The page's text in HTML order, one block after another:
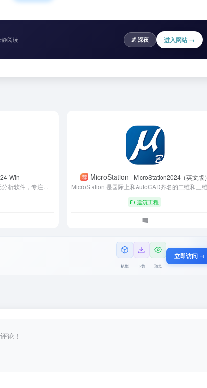
静阅读 🌌 深夜 进入网站 →
Win
荐 MicroStation - MicroStation2024（英文版）
建筑工程
模型 下载 预览
立即访问 →
论！